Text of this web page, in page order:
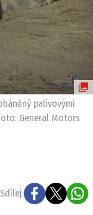
palivovými
General Motors
Sdílej: